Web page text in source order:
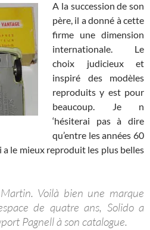
A la succession de son
père, il a donné à cette
firme une dimension
internationale. Le
choix judicieux et
inspiré des modèles
reproduits y est pour
beaucoup. Je n
‘hésiterai pas à dire
qu’entre les années 60
le mieux reproduit les plus belles
Voilà bien une marque
de quatre ans, Solido a
Pagnell à son catalogue.